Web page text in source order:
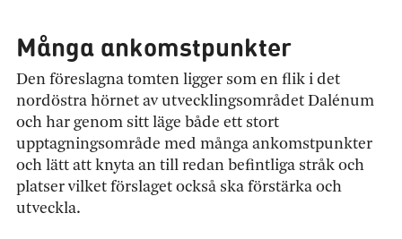
Många ankomstpunkter
Den föreslagna tomten ligger som en flik i det
nordöstra hörnet av utvecklingsområdet Dalénum
och har genom sitt läge både ett stort
upptagningsområde med många ankomstpunkter
och lätt att knyta an till redan befintliga stråk och
platser vilket förslaget också ska förstärka och
utveckla.